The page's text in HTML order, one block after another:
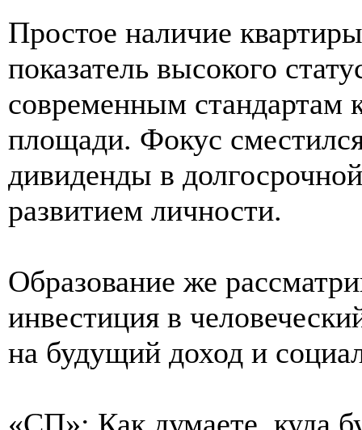
Простое наличие
показатель высокого
современным стандартам
площади. Фокус
дивиденды в
развитием личности.
Образование же
инвестиция в
на будущий доход и